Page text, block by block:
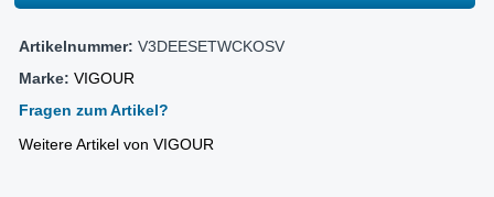
Artikelnummer: V3DEESETWCKOSV
Marke: VIGOUR
Fragen zum Artikel?
Weitere Artikel von VIGOUR